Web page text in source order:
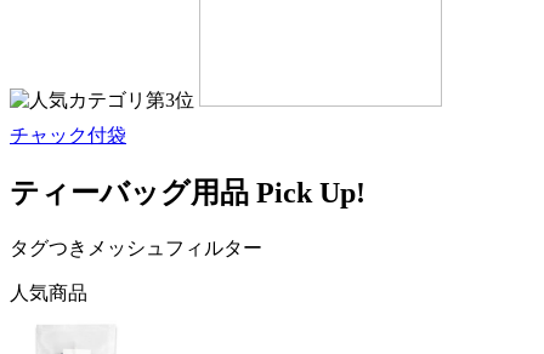
チャック付袋
ティーバッグ用品 Pick Up!
タグつきメッシュフィルター
人気商品